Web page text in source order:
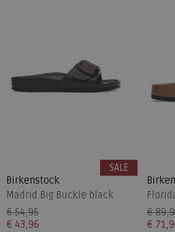
Birkenstock
Madrid Big Buckle black
€ 54,95
€ 43,96
SALE
€
€